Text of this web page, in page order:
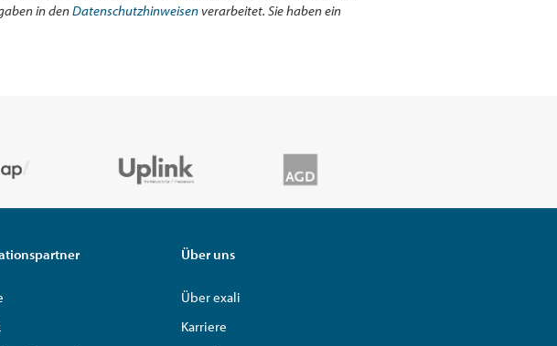
in denDatenschutzhinweisenverarbeitet. Sie haben ein
Über uns
Über exali
Karriere